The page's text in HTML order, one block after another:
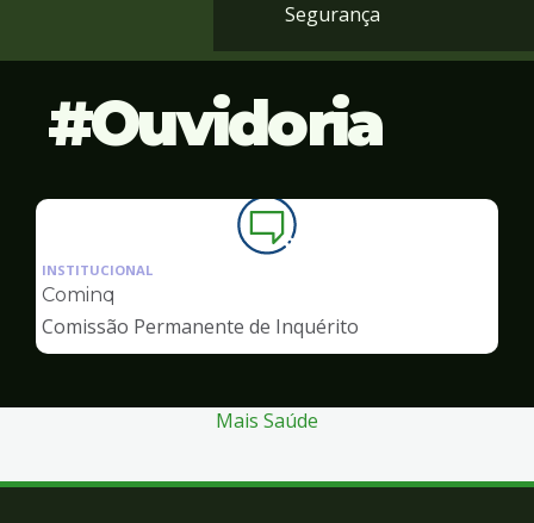
Segurança
Ouvidoria
Ilustração
da
de
Ouvidoria
INSTITUCIONAL
Cominq
Comissão Permanente de Inquérito
Mais Saúde